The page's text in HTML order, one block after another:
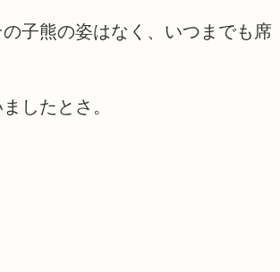
子熊の姿はなく、いつまでも席
したとさ。